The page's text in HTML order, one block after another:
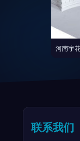
联系我们